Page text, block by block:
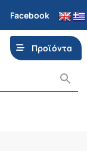
Facebook
Προϊόντα